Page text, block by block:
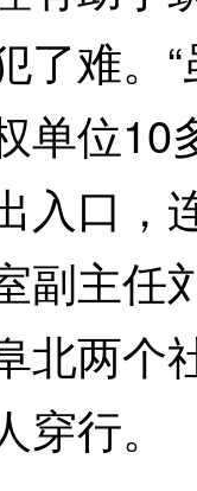
了难。
单位10
入口，
副主任
北两个
行。